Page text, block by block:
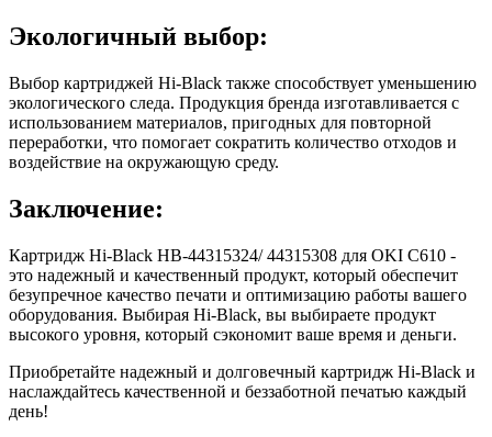
Экологичный выбор:
Выбор картриджей Hi-Black также способствует уменьшению
экологического следа. Продукция бренда изготавливается с
использованием материалов, пригодных для повторной
переработки, что помогает сократить количество отходов и
воздействие на окружающую среду.
Заключение:
Картридж Hi-Black HB-44315324/ 44315308 для OKI C610 -
это надежный и качественный продукт, который обеспечит
безупречное качество печати и оптимизацию работы вашего
оборудования. Выбирая Hi-Black, вы выбираете продукт
высокого уровня, который сэкономит ваше время и деньги.
Приобретайте надежный и долговечный картридж Hi-Black и
наслаждайтесь качественной и беззаботной печатью каждый
день!